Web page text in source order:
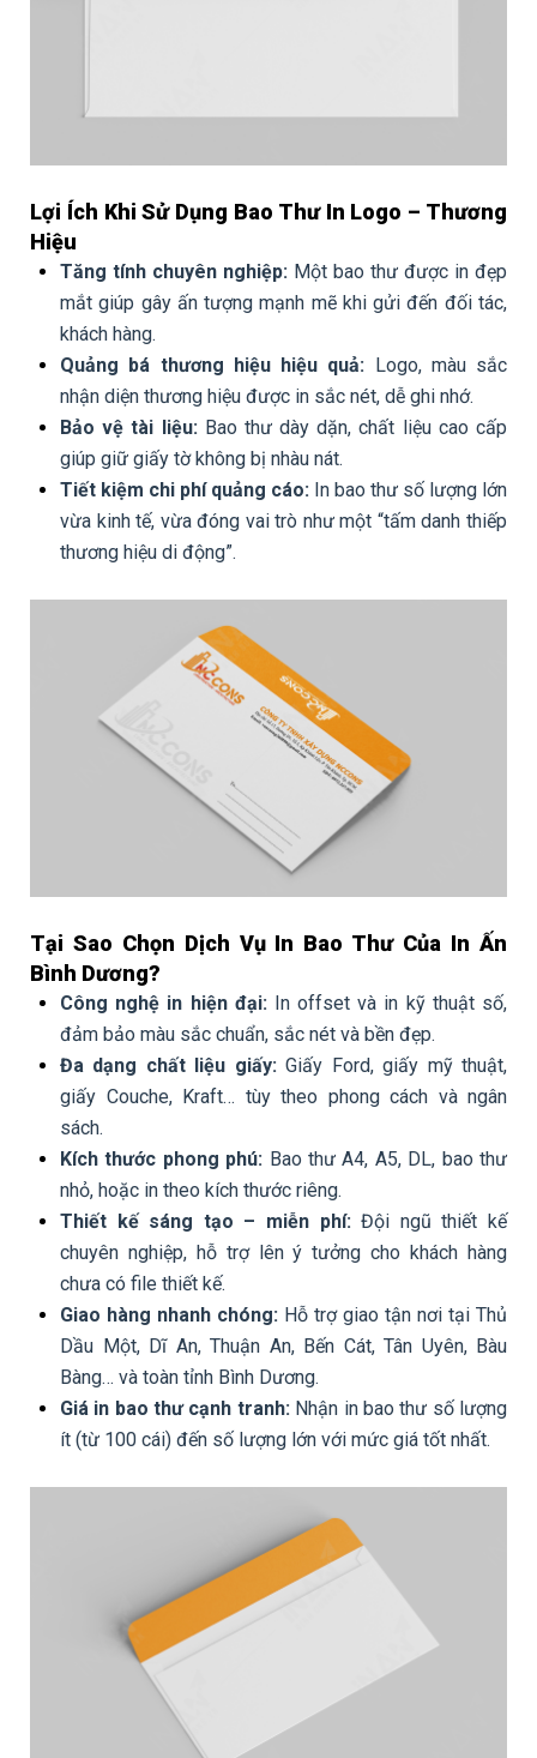
Lợi Ích Khi Sử Dụng Bao Thư In Logo – Thương
Hiệu
Tăng tính chuyên nghiệp: Một bao thư được in đẹp
mắt giúp gây ấn tượng mạnh mẽ khi gửi đến đối tác,
khách hàng.
Quảng bá thương hiệu hiệu quả: Logo, màu sắc
nhận diện thương hiệu được in sắc nét, dễ ghi nhớ.
Bảo vệ tài liệu:Bao thư dày dặn, chất liệu cao cấp
giúp giữ giấy tờ không bị nhàu nát.
Tiết kiệm chi phí quảng cáo: In bao thư số lượng lớn
vừa kinh tế, vừa đóng vai trò như một “tấm danh thiếp
thương hiệu di động”.
Tại Sao Chọn Dịch Vụ In Bao Thư Của In Ấn
Bình Dương?
Công nghệ in hiện đại:In offset và in kỹ thuật số,
đảm bảo màu sắc chuẩn, sắc nét và bền đẹp.
Đa dạng chất liệu giấy:Giấy Ford, giấy mỹ thuật,
giấy Couche, Kraft… tùy theo phong cách và ngân
sách.
Kích thước phong phú: Bao thư A4, A5, DL, bao thư
nhỏ, hoặc in theo kích thước riêng.
Thiết kế sáng tạo – miễn phí:Đội ngũ thiết kế
chuyên nghiệp, hỗ trợ lên ý tưởng cho khách hàng
chưa có file thiết kế.
Giao hàng nhanh chóng: Hỗ trợ giao tận nơi tại Thủ
Dầu Một, Dĩ An, Thuận An, Bến Cát, Tân Uyên, Bàu
Bàng… và toàn tỉnh Bình Dương.
Giá in bao thư cạnh tranh:Nhận in bao thư số lượng
ít (từ 100 cái) đến số lượng lớn với mức giá tốt nhất.